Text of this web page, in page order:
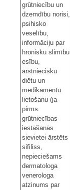
grūtniecību un
dzemdību norisi,
psihisko
veselību,
informāciju par
hronisku slimību
esību,
ārstniecisku
diētu un
medikamentu
lietošanu (ja
pirms
grūtniecības
iestāšanās
sievietei ārstēts
sifiliss,
nepieciešams
dermatologa
venerologa
atzinums par